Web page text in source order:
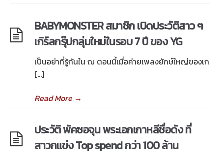
BABYMONSTER สมาชิก เปิดประวัติสาว ๆ
เกิร์ลกรุ๊ปกลุ่มใหม่ในรอบ 7 ปี ของ YG
เป็นอย่าที่รู้กันใน ณ ตอนนี้เมื่อค่ายเพลงยักษ์ใหญ่ของเก
[…]
Read More→
ประวัติ พัคซอจุน พระเอกเกาหลีชื่อดัง ที่
สาวกแข่ง Top spend กว่า 100 ล้าน